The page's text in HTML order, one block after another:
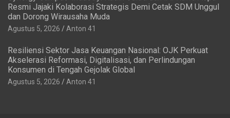
Resmi Jajaki Kolaborasi Strategis Demi Cetak SDM Unggul
dan Dorong Wirausaha Muda
Agustus 5, 2026 Anton 41
Resiliensi Sektor Jasa Keuangan Nasional: OJK Perkuat
Akselerasi Reformasi, Digitalisasi, dan Perlindungan
Konsumen di Tengah Gejolak Global
Agustus 5, 2026 Anton 41